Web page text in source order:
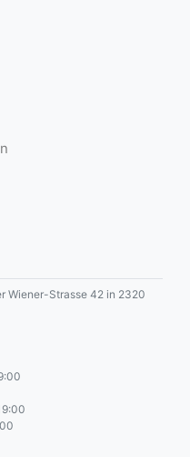
Wiener-Strasse 42 in 2320